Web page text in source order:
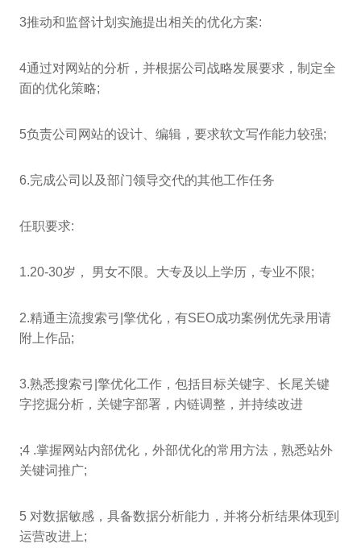
3推动和监督计划实施提出相关的优化方案:
4通过对网站的分析，并根据公司战略发展要求，制定全
面的优化策略;
5负责公司网站的设计、编辑，要求软文写作能力较强;
6.完成公司以及部门领导交代的其他工作任务
任职要求:
1.20-30岁， 男女不限。大专及以上学历，专业不限;
2.精通主流搜索弓|擎优化，有SEO成功案例优先录用请
附上作品;
3.熟悉搜索弓|擎优化工作，包括目标关键字、长尾关键
字挖掘分析，关键字部署，内链调整，并持续改进
;4 .掌握网站内部优化，外部优化的常用方法，熟悉站外
关键词推广;
5 对数据敏感，具备数据分析能力，并将分析结果体现到
运营改进上;